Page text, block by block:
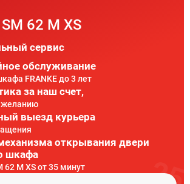
62 M XS
сервис
обслуживание
FRANKE до 3 лет
за наш счет,
желанию
выезд курьера
открывания двери
шкафа
62 M XS от 35 минут